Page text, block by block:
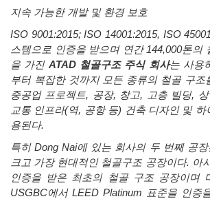
지속 가능한 개발 및 환경 보호
ISO 9001:2015; ISO 14001:2015, ISO
스템으로 인증을 받으며 연간144,000톤의
을 가진 ATAD 철골구조 주식 회사는 사용
부터 복잡한 것까지 모든 종류의 철골 구조
중공업 프로젝트, 공장, 창고, 고층 빌딩,
교통 인프라(역, 공항 등) 건축 디자인 및 하
용된다.
특히Dong Nai에 있는 회사의 두 번째 공
크고 가장 현대적인 철골구조 공장이다. 아
인증을 받은 최초의 철골 구조 공장이며
USGBC에서LEED Platinum 표준을 인증